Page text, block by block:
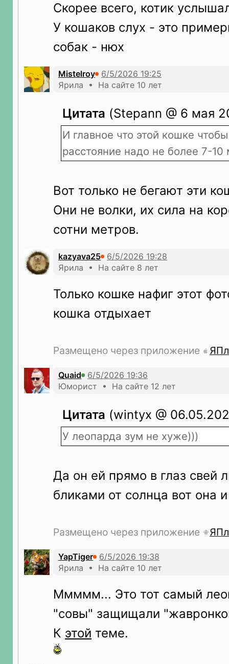
Скорее всего, котик
У кошаков слух - это
собак - нюх
Mistelroy
Ярила • На сайте 10 лет
Цитата (Stepann @ 6 мая
И главное что этой кошке
расстояние надо не более 7-10
Вот только не бегают эти
Они не волки, их сила на
сотни метров.
kazyava25
Ярила • На сайте 8 лет
Только кошке нафиг этот
кошка отдыхает
Размещено через приложение
Quaid
Юморист • На сайте 12 лет
Цитата (wintyx @
У леопарда зум не хуже)))
Да он ей прямо в глаз свей
бликами от солнца вот она
Размещено через приложение
YapTiger
Ярила • На сайте 10 лет
Ммммм... Это тот самый
"совы" защищали
К этой теме.